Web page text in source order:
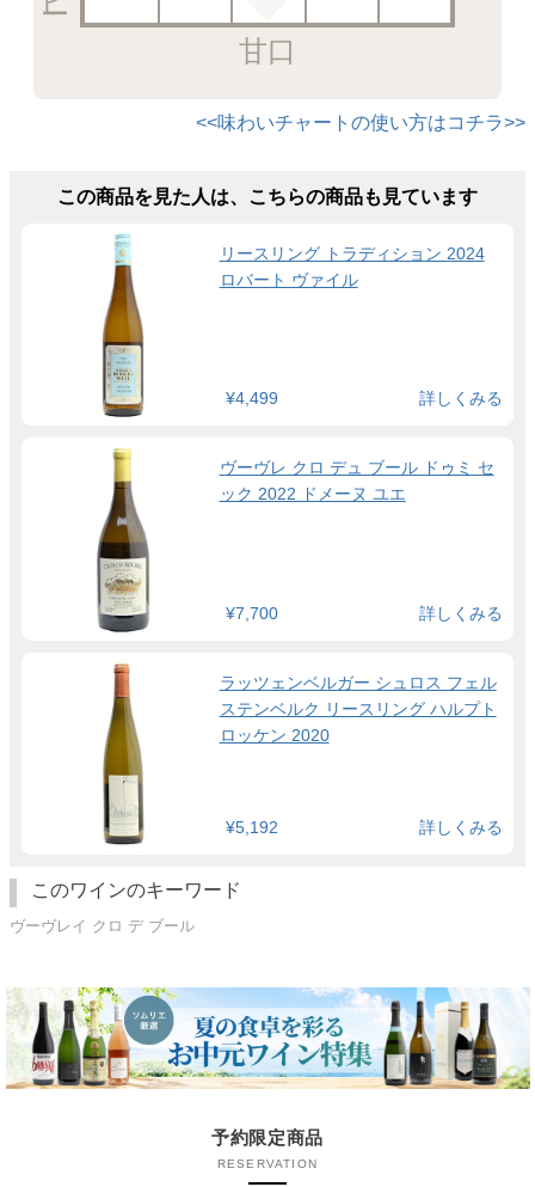
甘口
<<味わいチャートの使い方はコチラ>>
この商品を見た人は、こちらの商品も見ています
リースリング トラディション 2024
ロバート ヴァイル
¥4,499 詳しくみる
ヴーヴレ クロ デュ ブール ドゥミ セ
ック 2022 ドメーヌ ユエ
¥7,700 詳しくみる
ラッツェンベルガー シュロス フェル
ステンベルク リースリング ハルプト
ロッケン 2020
¥5,192 詳しくみる
このワインのキーワード
ヴーヴレイ クロ デ ブール
予約限定商品
RESERVATION